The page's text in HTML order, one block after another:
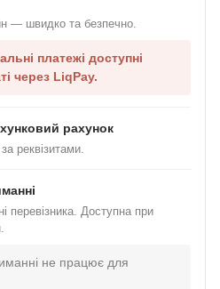
— швидко та безпечно.
платежі доступні
через LiqPay.
рахунок
реквізитами.
перевізника. Доступна при
не працює для